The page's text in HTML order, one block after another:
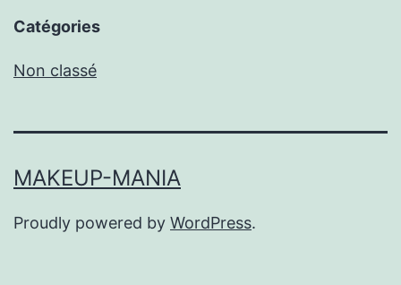
Catégories
Non classé
MAKEUP-MANIA
Proudly powered by WordPress.